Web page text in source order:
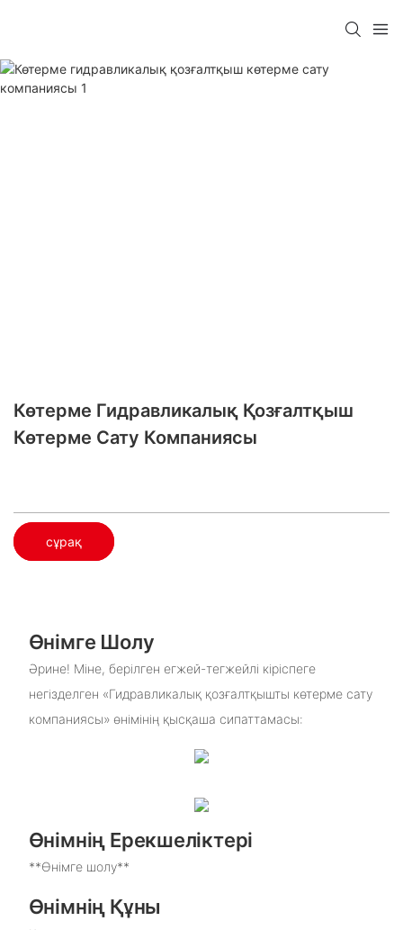
Көтерме Гидравликалық Қозғалтқыш
Көтерме Сату Компаниясы
сұрақ
Өнімге Шолу
Әрине! Міне, берілген егжей-тегжейлі кіріспеге
негізделген «Гидравликалық қозғалтқышты көтерме сату
компаниясы» өнімінің қысқаша сипаттамасы:
Өнімнің Ерекшеліктері
**Өнімге шолу**
Өнімнің Құны